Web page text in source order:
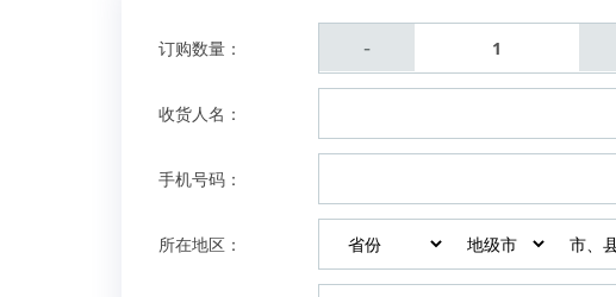
订购数量： -
收货人名：
手机号码：
所在地区：